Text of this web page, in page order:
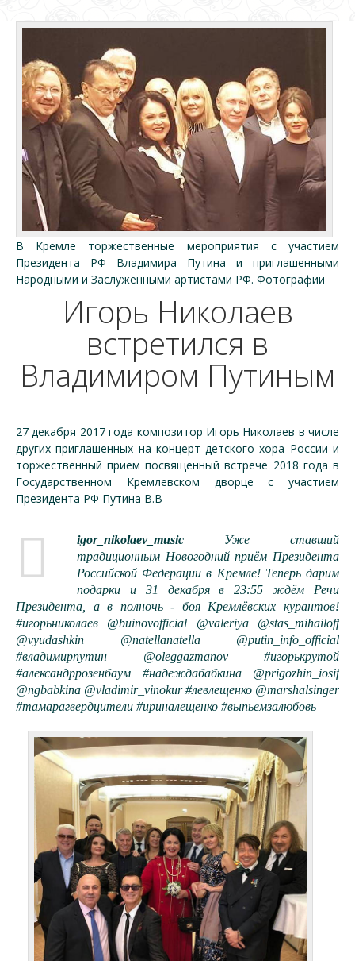
В Кремле торжественные мероприятия с участием
Президента РФ Владимира Путина и приглашенными
Народными и Заслуженными артистами РФ. Фотографии
Игорь Николаев
встретился в
Владимиром Путиным
27 декабря 2017 года композитор Игорь Николаев в числе
других приглашенных на концерт детского хора России и
торжественный прием посвященный встрече 2018 года в
Государственном Кремлевском дворце с участием
Президента РФ Путина В.В
igor_nikolaev_music Уже ставший
традиционным Новогодний приём Президента
Российской Федерации в Кремле! Теперь дарим
подарки и 31 декабря в 23:55 ждём Речи
Президента, а в полночь - боя Кремлёвских курантов!
#игорьниколаев @buinovofficial @valeriya @stas_mihailoff
@vyudashkin @natellanatella @putin_info_official
#владимирпутин @oleggazmanov #игорькрутой
#александррозенбаум #надеждабабкина @prigozhin_iosif
@ngbabkina @vladimir_vinokur #левлещенко @marshalsinger
#тамарагвердцители #ириналещенко #выпьемзалюбовь